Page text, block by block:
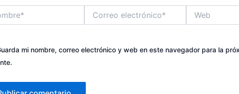
electrónico*
mi nombre, correo electrónico y web en este navegador para la